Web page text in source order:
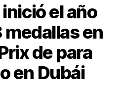
el año
en
de para
en Dubái